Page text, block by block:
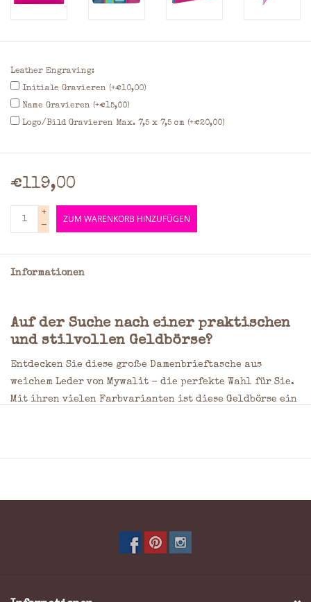
Leather Engraving:
Initiale Gravieren (+€10,00)
Name Gravieren (+€15,00)
Logo/Bild Gravieren Max. 7,5 x 7,5 cm (+€20,00)
€119,00
+
-
ZUM WARENKORB HINZUFÜGEN
Informationen
Auf der Suche nach einer praktischen
und stilvollen Geldbörse?
Entdecken Sie diese große Damenbrieftasche aus
weichem Leder von Mywalit - die perfekte Wahl für Sie.
Mit ihren vielen Farbvarianten ist diese Geldbörse ein
Mit einer Breite von 17 cm, einer Tiefe von 3 cm und
Ihre Tasche oder Handtasche. Das hochwertige,
geschmeidige Leder sorgt nicht nur für Langlebigkeit,